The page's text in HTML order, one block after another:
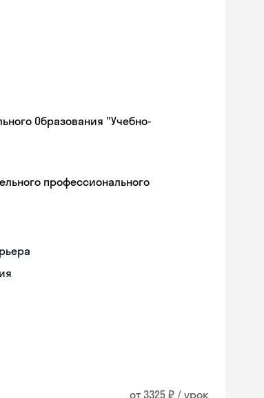
Образования "Учебно-
профессионального
от 3325 ₽ / урок